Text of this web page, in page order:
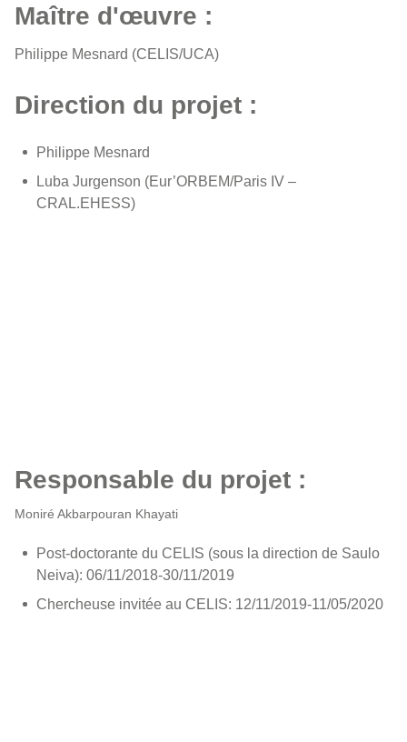
Maître d'œuvre :
Philippe Mesnard (CELIS/UCA)
Direction du projet :
Philippe Mesnard
Luba Jurgenson (Eur’ORBEM/Paris IV –
CRAL.EHESS)
Responsable du projet :
Moniré Akbarpouran Khayati
Post-doctorante du CELIS (sous la direction de Saulo
Neiva): 06/11/2018-30/11/2019
Chercheuse invitée au CELIS: 12/11/2019-11/05/2020